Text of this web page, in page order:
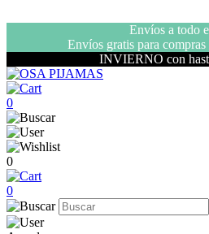
Envíos a todo
Envíos gratis para
INVIERNO con
0
0
0